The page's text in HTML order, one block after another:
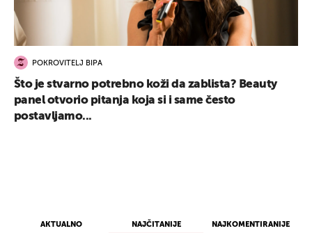
AKTUALNO NAJČITANIJE NAJKOMENTIRANIJE
POKROVITELJ BIPA
Što je stvarno potrebno koži da zablista? Beauty
panel otvorio pitanja koja si i same često
postavljamo...